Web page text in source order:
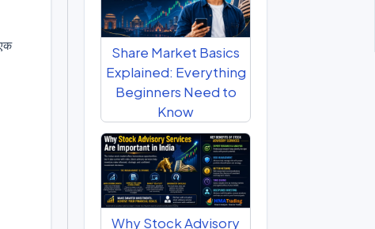
Share Market Basics
Explained: Everything
Beginners Need to
Know
Why Stock Advisory